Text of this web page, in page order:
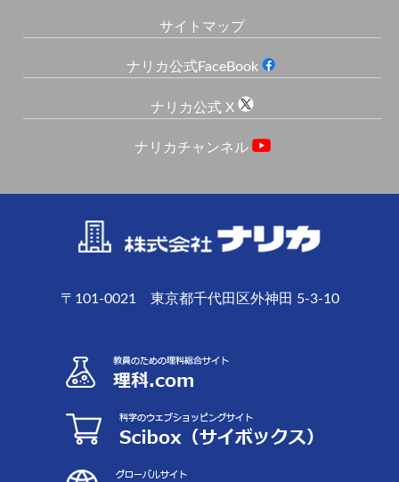
サイトマップ
ナリカ公式FaceBook
ナリカ公式 X
ナリカチャンネル
〒101-0021 東京都千代田区外神田 5-3-10